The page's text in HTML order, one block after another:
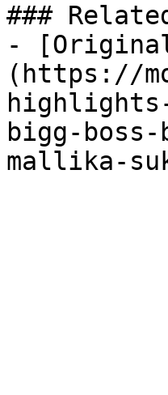
###
-
(https://
bigg-
mallika-